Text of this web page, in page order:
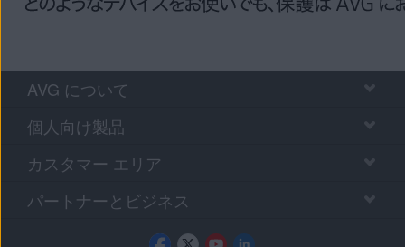
AVG について
個人向け製品
カスタマー エリア
パートナーとビジネス